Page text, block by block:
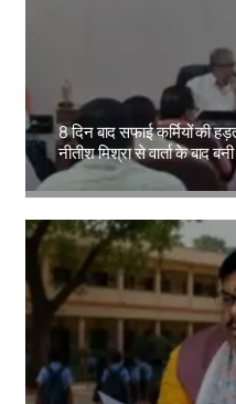
8 दिन बाद सफाई कर्मियों की
नीतीश मिश्रा से वार्ता के बाद